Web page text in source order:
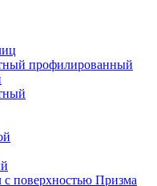
профилированный
поверхностью Призма